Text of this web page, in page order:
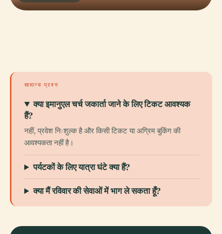
सामान्य प्रश्न
क्या इमानुएल चर्च जकार्ता जाने के लिए टिकट आवश्यक
हैं?
नहीं, प्रवेश निःशुल्क है और किसी टिकट या अग्रिम बुकिंग की
आवश्यकता नहीं है।
पर्यटकों के लिए यात्रा घंटे क्या हैं?
क्या मैं रविवार की सेवाओं में भाग ले सकता हूँ?